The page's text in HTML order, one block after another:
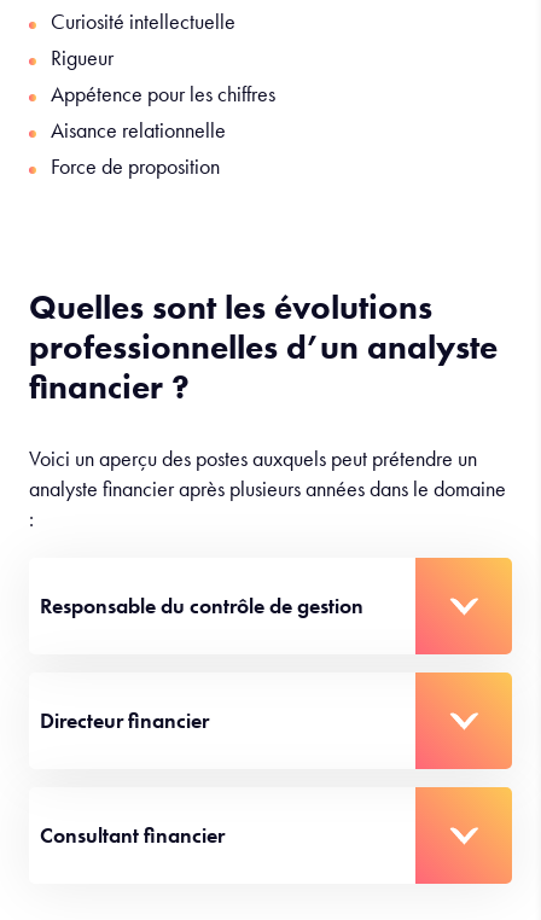
Sens de l’analyse
Résistance au stress et à la pression
Curiosité intellectuelle
Rigueur
Appétence pour les chiffres
Quelles sont les évolutions
financier ?
Voici un aperçu des postes auxquels peut prétendre un
analyste financier après plusieurs années dans le domaine